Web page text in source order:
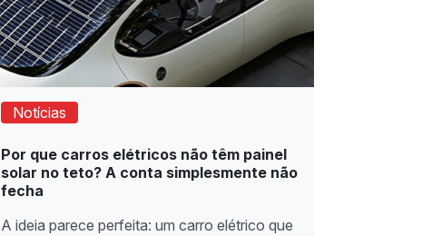
Notícias
Por que carros elétricos não têm painel
solar no teto? A conta simplesmente não
fecha
A ideia parece perfeita: um carro elétrico que